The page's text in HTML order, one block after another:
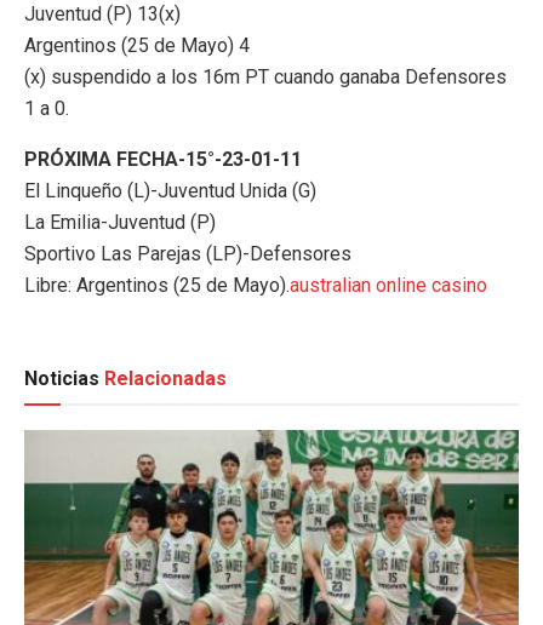
Juventud (P) 13(x)
Argentinos (25 de Mayo) 4
(x) suspendido a los 16m PT cuando ganaba Defensores
1 a 0.
PRÓXIMA FECHA-15°-23-01-11
El Linqueño (L)-Juventud Unida (G)
La Emilia-Juventud (P)
Sportivo Las Parejas (LP)-Defensores
Libre: Argentinos (25 de Mayo).australian online casino
Noticias Relacionadas